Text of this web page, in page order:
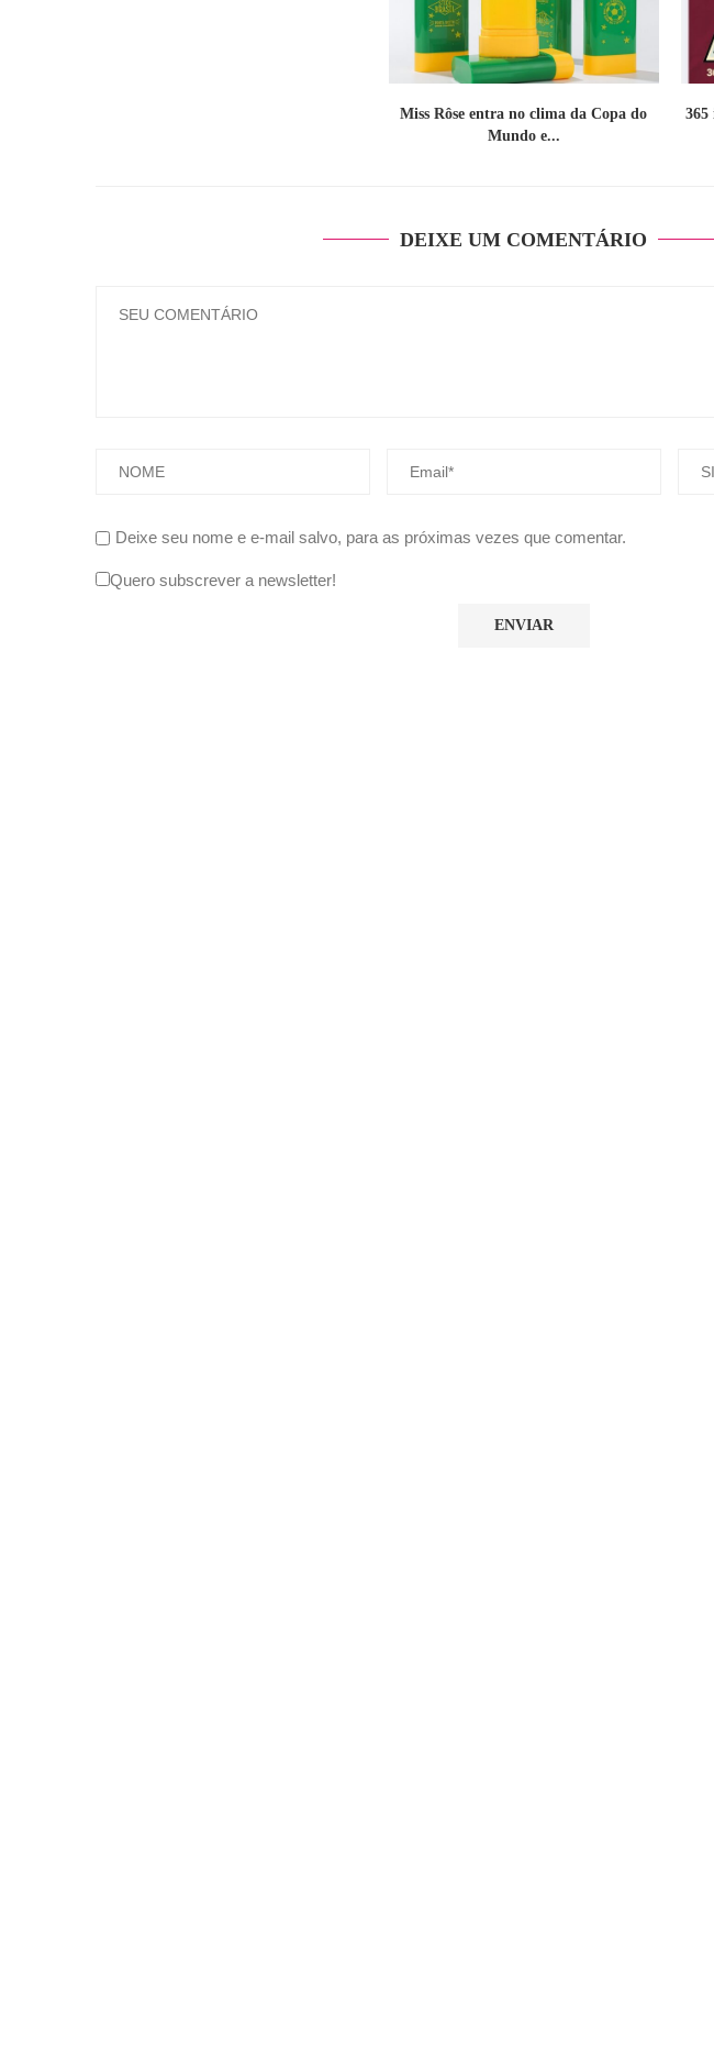
Miss Rôse entra no clima da Copa do
Mundo e...
365
DEIXE UM COMENTÁRIO
Deixe seu nome e e-mail salvo, para as próximas vezes que comentar.
Quero subscrever a newsletter!